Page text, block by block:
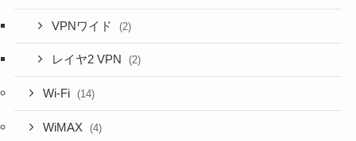
VPNワイド (2)
レイヤ2 VPN (2)
Wi-Fi (14)
WiMAX (4)